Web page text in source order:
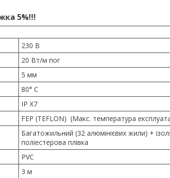
5%!!!
230 В
20 Вт/м пог
5 мм
80° С
IP X7
FEP (TEFLON) (Макс. температура
Багатожильний (32 алюмінієвих жили) +
поліестерова плівка
PVC
3 м